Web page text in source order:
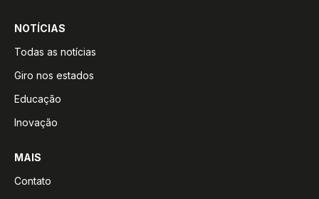
NOTÍCIAS
Todas as notícias
Giro nos estados
Educação
Inovação
MAIS
Contato